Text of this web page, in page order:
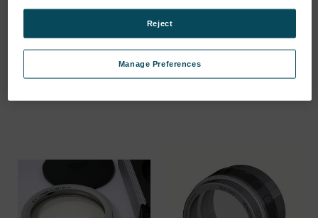
6" to 4" bayonet adaptor
Anmeldung für Preise
4" 4% Transmission Flat
Anmeldung für Preise
Manage Preferences
Reject